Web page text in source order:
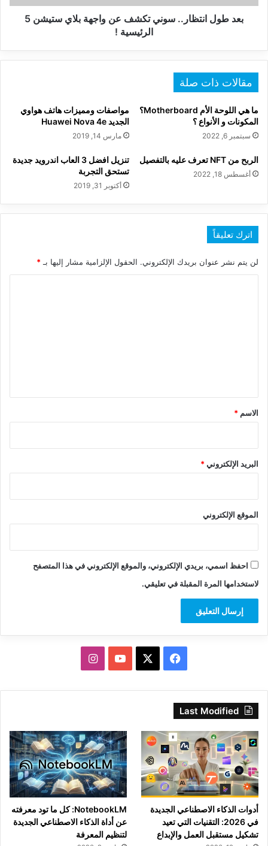
ستيشن
بعد طول انتظار.. سوني تكشف عن واجهة بلاي ستيشن 5
الرئيسية !
مقالات ذات صلة
ما هي اللوحة الأم Motherboard؟
المكونات و الأنواع ؟
سبتمبر 6, 2022
مواصفات ومميزات هاتف هواوي
الجديد Huawei Nova 4e
مارس 14, 2019
الربح من NFT تعرف عليه بالتفصيل
أغسطس 18, 2022
تنزيل افضل 3 العاب اندرويد جديدة
تستحق التجربة
أكتوبر 31, 2019
اترك تعليقاً
لن يتم نشر عنوان بريدك الإلكتروني. الحقول الإلزامية مشار إليها بـ*
*
الاسم *
البريد الإلكتروني*
الموقع الإلكتروني
احفظ اسمي، بريدي الإلكتروني، والموقع الإلكتروني في هذا المتصفح
لاستخدامها المرة المقبلة في تعليقي.
فيسبوك ‫YouTubeانستقرام
Last Modified
أدوات الذكاء الاصطناعي الجديدة
في 2026: التقنيات التي تعيد
تشكيل مستقبل العمل والإبداع
NotebookLM: كل ما تود معرفته
عن أداة الذكاء الاصطناعي الجديدة
لتنظيم المعرفة